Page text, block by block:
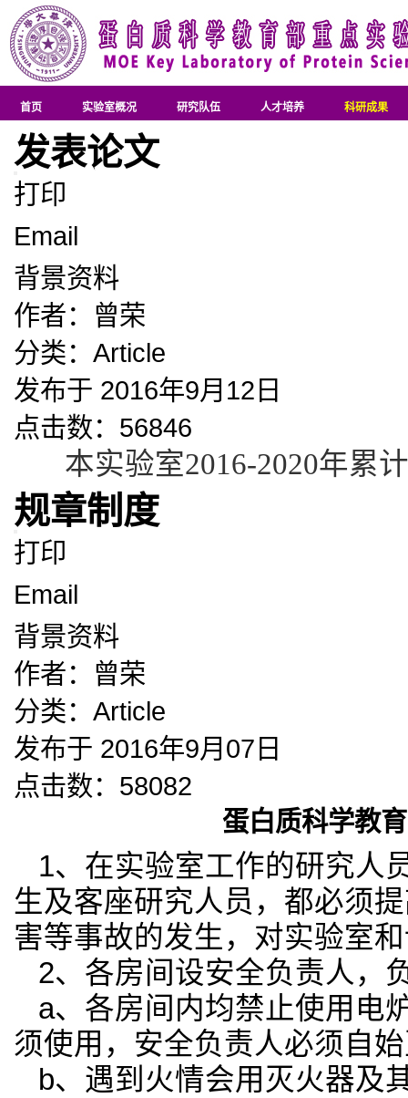
首页 实验室概况 研究队伍 人才培养 科研成果
发表论文
打印
Email
背景资料
作者： 曾荣
分类： Article
发布于 2016年9月12日
点击数：56846
本实验室2016-2020年累
规章制度
打印
Email
背景资料
作者： 曾荣
分类： Article
发布于 2016年9月07日
点击数：58082
蛋白质科学教
1、在实验室工作的研究人
生及客座研究人员，都必须
害等事故的发生，对实验室
2、各房间设安全负责人，
a、各房间内均禁止使用电
须使用，安全负责人必须自
b、遇到火情会用灭火器及